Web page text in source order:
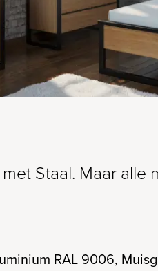
Staal. Maar
RAL 9006,